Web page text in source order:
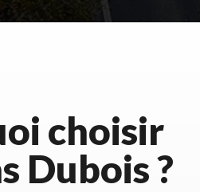
choisir
Dubois ?